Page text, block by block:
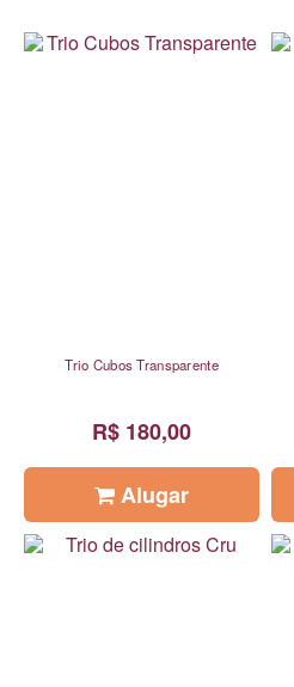
Trio Cubos Transparente
R$ 180,00
Alugar